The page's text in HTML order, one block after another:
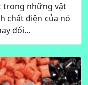
trong những vật
chất điện của nó
đổi...